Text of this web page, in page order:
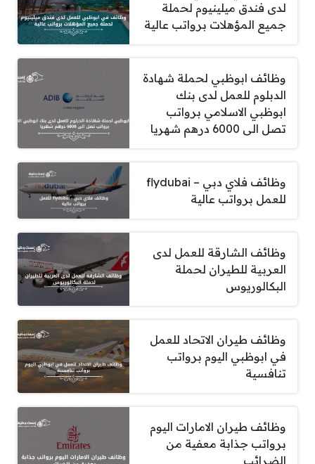
لدى فندق ميلينيوم لحملة
جميع المؤهلات برواتب عالية
وظائف ابوظبي لحملة شهادة
الدبلوم للعمل لدى بنك
ابوظبي الاسلامي برواتب
تصل الى 6000 درهم شهريا
وظائف فلاي دبي – flydubai
للعمل برواتب عالية
وظائف الشارقة للعمل لدى
العربية للطيران لحملة
البكالوريوس
وظائف طيران الاتحاد للعمل
في ابوظبي اليوم برواتب
تنافسية
وظائف طيران الامارات اليوم
برواتب جذابة معفية من
الضرائب